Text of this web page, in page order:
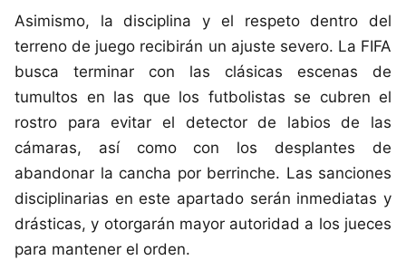
Asimismo, la disciplina y el respeto dentro del
terreno de juego recibirán un ajuste severo. La FIFA
busca terminar con las clásicas escenas de
tumultos en las que los futbolistas se cubren el
rostro para evitar el detector de labios de las
cámaras, así como con los desplantes de
abandonar la cancha por berrinche. Las sanciones
disciplinarias en este apartado serán inmediatas y
drásticas, y otorgarán mayor autoridad a los jueces
para mantener el orden.